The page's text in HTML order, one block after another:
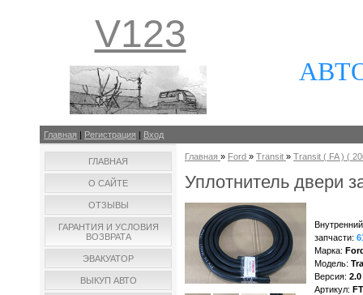
V123
Главная | Регистрация | Вход
ГЛАВНАЯ
О САЙТЕ
ОТЗЫВЫ
ГАРАНТИЯ И УСЛОВИЯ
ВОЗВРАТА
ЭВАКУАТОР
ВЫКУП АВТО
Главная » Ford » Transit » Transit ( FA ) (
Уплотнитель двери
запчасти:
Марка:
Модель:
Версия:
Артикул: